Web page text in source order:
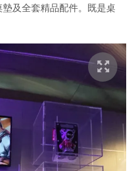
及全套精品配件。既是桌